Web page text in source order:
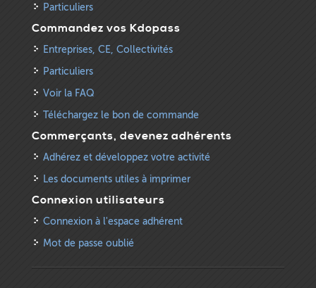
Particuliers
Commandez vos Kdopass
Entreprises, CE, Collectivités
Particuliers
Voir la FAQ
Téléchargez le bon de commande
Commerçants, devenez adhérents
Adhérez et développez votre activité
Les documents utiles à imprimer
Connexion utilisateurs
Connexion à l'espace adhérent
Mot de passe oublié